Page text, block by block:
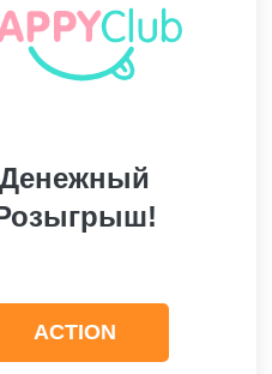
Денежный
ACTION